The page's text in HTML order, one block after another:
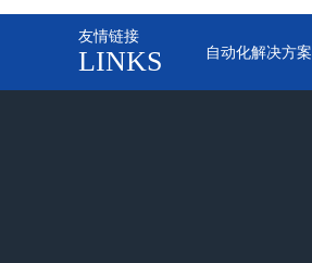
友情链接
LINKS 自动化解决方案